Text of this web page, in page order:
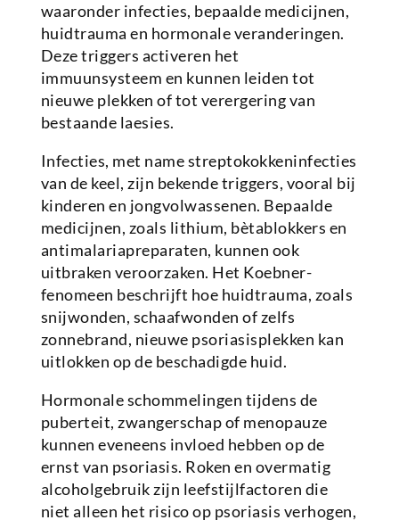
waaronder infecties, bepaalde medicijnen,
huidtrauma en hormonale veranderingen.
Deze triggers activeren het
immuunsysteem en kunnen leiden tot
nieuwe plekken of tot verergering van
bestaande laesies.
Infecties, met name streptokokkeninfecties
van de keel, zijn bekende triggers, vooral bij
kinderen en jongvolwassenen. Bepaalde
medicijnen, zoals lithium, bètablokkers en
antimalariapreparaten, kunnen ook
uitbraken veroorzaken. Het Koebner-
fenomeen beschrijft hoe huidtrauma, zoals
snijwonden, schaafwonden of zelfs
zonnebrand, nieuwe psoriasisplekken kan
uitlokken op de beschadigde huid.
Hormonale schommelingen tijdens de
puberteit, zwangerschap of menopauze
kunnen eveneens invloed hebben op de
ernst van psoriasis. Roken en overmatig
alcoholgebruik zijn leefstijlfactoren die
niet alleen het risico op psoriasis verhogen,